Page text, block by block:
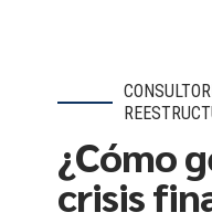
¿Cómo
crisis